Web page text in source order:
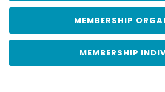
MEMBERSHIP
MEMBERSHIP